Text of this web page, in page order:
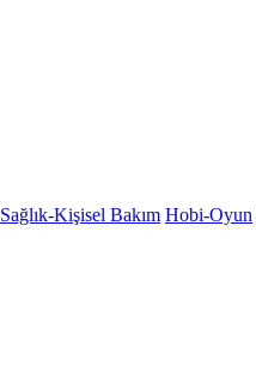
Sağlık-Kişisel Bakım Hobi-Oyun